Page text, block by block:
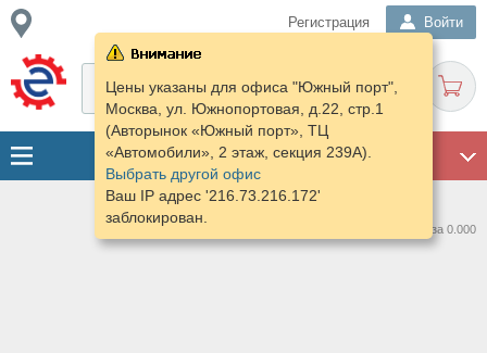
Регистрация Войти
Цены указаны для офиса "Южный порт",
Москва, ул. Южнопортовая, д.22, стр.1
(Авторынок «Южный порт», ТЦ
«Автомобили», 2 этаж, секция 239А).
Выбрать другой офис
Ваш IP адрес '216.73.216.172'
заблокирован.
Нашлось предложений: 0 за 0.000